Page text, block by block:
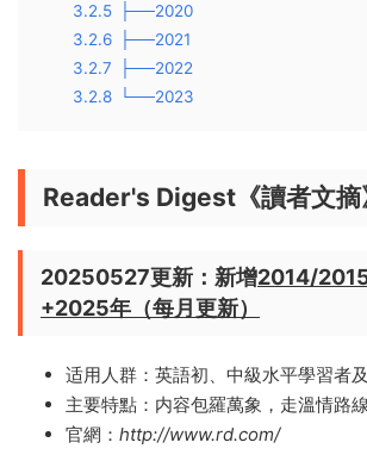
3.2.5
├──2020
3.2.6
├──2021
3.2.7
├──2022
3.2.8
└──2023
Reader's Digest《讀者文摘
20250527更新：新增2014/
+2025年（每月更新）
适用人群：英語初、中級水平學習者及
主要特點：内容包羅萬象，走溫情路線
官網： http://www.rd.com/